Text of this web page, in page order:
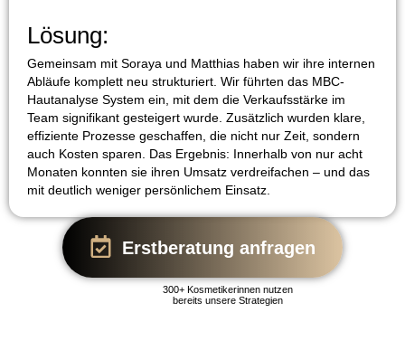
Lösung:
Gemeinsam mit Soraya und Matthias haben wir ihre internen
Abläufe komplett neu strukturiert. Wir führten das MBC-
Hautanalyse System ein, mit dem die Verkaufsstärke im
Team signifikant gesteigert wurde. Zusätzlich wurden klare,
effiziente Prozesse geschaffen, die nicht nur Zeit, sondern
auch Kosten sparen. Das Ergebnis: Innerhalb von nur acht
Monaten konnten sie ihren Umsatz verdreifachen – und das
mit deutlich weniger persönlichem Einsatz.
Erstberatung anfragen
300+ Kosmetikerinnen nutzen
bereits unsere Strategien